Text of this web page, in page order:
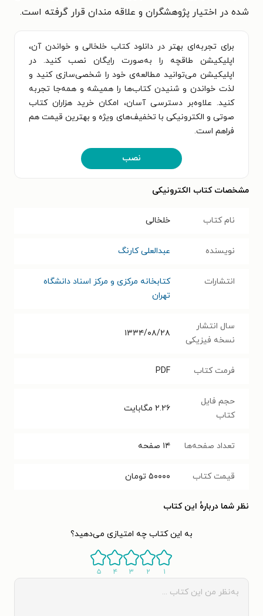
شده در اختيار پژوهشگران و علاقه مندان قرار گرفته است.
برای تجربه‌ای بهتر در دانلود کتاب خلخالی و خواندن آن،
اپلیکیشن طاقچه را به‌صورت رایگان نصب کنید. در
اپلیکیشن می‌توانید مطالعه‌ی خود را شخصی‌سازی کنید و
لذت خواندن و شنیدن کتاب‌ها را همیشه و همه‌جا تجربه
کنید. علاوه‌بر دسترسی آسان، امکان خرید هزاران کتاب
صوتی و الکترونیکی با تخفیف‌های ویژه و بهترین قیمت هم
فراهم است.
نصب
مشخصات کتاب الکترونیکی
نام کتاب خلخالی
نویسنده عبدالعلی کارنگ
انتشارات
کتابخانه مرکزی و مرکز اسناد دانشگاه
تهران
سال انتشار
نسخه فیزیکی
۱۳۳۴/۰۸/۲۸
فرمت کتاب PDF
حجم فایل
کتاب
۲.۲۶ مگابایت
تعداد صفحه‌ها ۱۴ صفحه
قیمت کتاب ۵۰۰۰۰ تومان
نظر شما دربارهٔ این کتاب
به این کتاب چه امتیازی می‌دهید؟
۱ ۲ ۳ ۴ ۵